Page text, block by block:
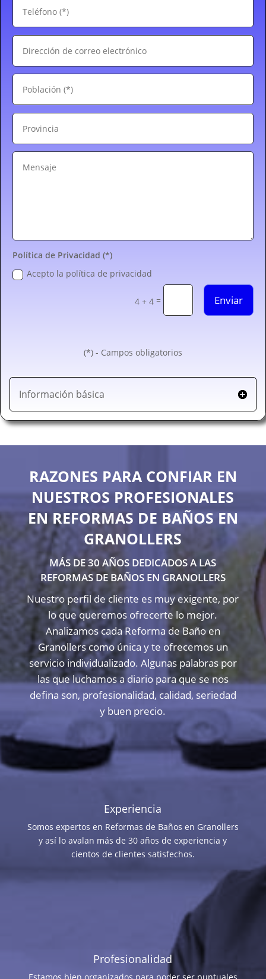
Política de Privacidad (*)
Acepto la política de privacidad
4 + 4 = Enviar
(*) - Campos obligatorios
Información básica
RAZONES PARA CONFIAR EN
NUESTROS PROFESIONALES
EN REFORMAS DE BAÑOS EN
GRANOLLERS
MÁS DE 30 AÑOS DEDICADOS A LAS
REFORMAS DE BAÑOS EN GRANOLLERS
Nuestro perfil de cliente es muy exigente, por
lo que queremos ofrecerte lo mejor.
Analizamos cada Reforma de Baño en
Granollers como única y te ofrecemos un
servicio individualizado. Algunas palabras por
las que luchamos a diario para que se nos
defina son, profesionalidad, calidad, seriedad
y buen precio.
Experiencia
Somos expertos en Reformas de Baños en Granollers
y así lo avalan más de 30 años de experiencia y
cientos de clientes satisfechos.
Profesionalidad